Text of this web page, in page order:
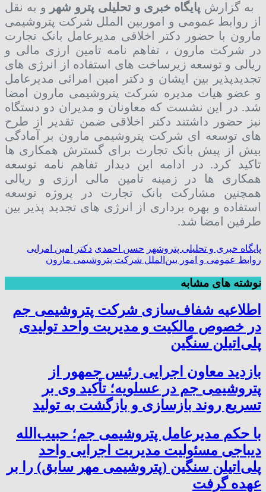
به گزارش پایگاه خبری و تحلیلی پترو شهر و به نقل
از روابط عمومی و اموربین الملل شرکت پتروشیمی
مارون با حضور دکتر اخلاقی مدیرعامل بانک تجارت
در شرکت مارون ، تفاهم نامه تامین ارزی مالی و
ریالی و توسعه زیرساخت های استفاده از انرژی های
تجدیدپذیر بین ایشان و دکتر امین امرائی مدیرعامل
و عضو هیات مدیره شرکت پتروشیمی مارون امضا
شد. در این نشست که معاونان و مدیران دو دستگاه
نیز حضور داشتند دکتر اخلاقی ضمن تقدیر از طرح
های توسعه ای شرکت پتروشیمی مارون بر آمادگی
بیش از پیش بانک تجارت برای گسترش همکاری ها
تاکید کرد. در ادامه این دیدار تفاهم نامه توسعه
همکاری ها در زمینه تامین مالی ارزی و ریالی
همچنین مشارکت بانک تجارت در پروژه توسعه
استفاده و بهره برداری از انرژی های تجدید پذیر بین
طرفین امضا شد.
پایگاه خبری و تحلیلی پتروشهر حسن احمدی دکتر امین امرایی
روابط عمومی و امور بین‌الملل شرکت پتروشیمی مارون
نوشته های مشابه
اطلاعیه شفاف‌سازی شرکت پتروشیمی جم
در خصوص مالکیت و مدیریت واحد تولیدی
پلی‌اتیلن سنگین
بازدید معاون اجرایی رئیس جمهور از
پتروشیمی جم در عسلویه؛ تأکید وی بر
تسریع روند بازسازی و بازگشت به تولید
با حکم مدیرعامل پتروشیمی جم؛ حبیب‌الله
دیباجی مسئولیت مدیریت اجرایی واحد
پلی‌اتیلن سنگین (پتروشیمی مهر سابق) را بر
عهده گرفت